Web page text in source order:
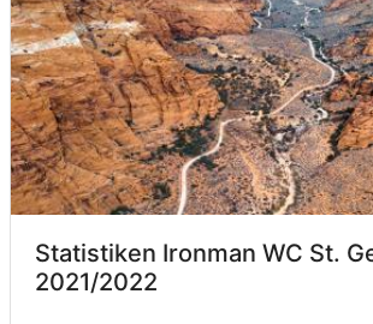
Statistiken Ironman WC St.
2021/2022